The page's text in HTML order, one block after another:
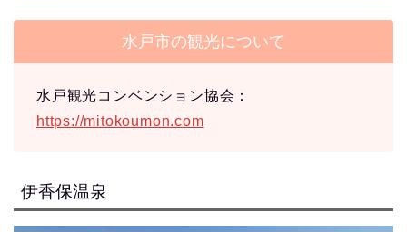
水戸市の観光について
水戸観光コンベンション協会：
https://mitokoumon.com
伊香保温泉